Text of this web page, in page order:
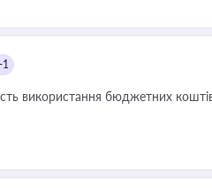
використання бюджетних